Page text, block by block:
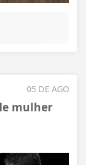
05 DE AGO
mulher